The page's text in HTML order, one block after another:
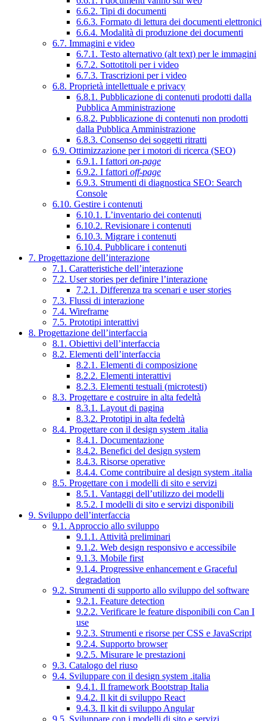
6.6.2. Tipi di documenti
6.6.3. Formato di lettura dei documenti elettronici
6.6.4. Modalità di produzione dei documenti
6.7. Immagini e video
6.7.1. Testo alternativo (alt text) per le immagini
6.7.2. Sottotitoli per i video
6.7.3. Trascrizioni per i video
6.8. Proprietà intellettuale e privacy
6.8.1. Pubblicazione di contenuti prodotti dalla
Pubblica Amministrazione
6.8.2. Pubblicazione di contenuti non prodotti
dalla Pubblica Amministrazione
6.8.3. Consenso dei soggetti ritratti
6.9. Ottimizzazione per i motori di ricerca (SEO)
6.9.1. I fattori on-page
6.9.2. I fattori off-page
6.9.3. Strumenti di diagnostica SEO: Search
Console
6.10. Gestire i contenuti
6.10.1. L’inventario dei contenuti
6.10.2. Revisionare i contenuti
6.10.3. Migrare i contenuti
6.10.4. Pubblicare i contenuti
7. Progettazione dell’interazione
7.1. Caratteristiche dell’interazione
7.2. User stories per definire l’interazione
7.2.1. Differenza tra scenari e user stories
7.3. Flussi di interazione
7.4. Wireframe
7.5. Prototipi interattivi
8. Progettazione dell’interfaccia
8.1. Obiettivi dell’interfaccia
8.2. Elementi dell’interfaccia
8.2.1. Elementi di composizione
8.2.2. Elementi interattivi
8.2.3. Elementi testuali (microtesti)
8.3. Progettare e costruire in alta fedeltà
8.3.1. Layout di pagina
8.3.2. Prototipi in alta fedeltà
8.4. Progettare con il design system .italia
8.4.1. Documentazione
8.4.2. Benefici del design system
8.4.3. Risorse operative
8.4.4. Come contribuire al design system .italia
8.5. Progettare con i modelli di sito e servizi
8.5.1. Vantaggi dell’utilizzo dei modelli
8.5.2. I modelli di sito e servizi disponibili
9. Sviluppo dell’interfaccia
9.1. Approccio allo sviluppo
9.1.1. Attività preliminari
9.1.2. Web design responsivo e accessibile
9.1.3. Mobile first
9.1.4. Progressive enhancement e Graceful
degradation
9.2. Strumenti di supporto allo sviluppo del software
9.2.1. Feature detection
9.2.2. Verificare le feature disponibili con Can I
use
9.2.3. Strumenti e risorse per CSS e JavaScript
9.2.4. Supporto browser
9.2.5. Misurare le prestazioni
9.3. Catalogo del riuso
9.4. Sviluppare con il design system .italia
9.4.1. Il framework Bootstrap Italia
9.4.2. Il kit di sviluppo React
9.4.3. Il kit di sviluppo Angular
9.5. Sviluppare con i modelli di sito e servizi